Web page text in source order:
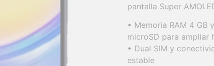
pantalla Super
• Memoria RAM 4 GB
microSD para ampliar
• Dual SIM y
estable